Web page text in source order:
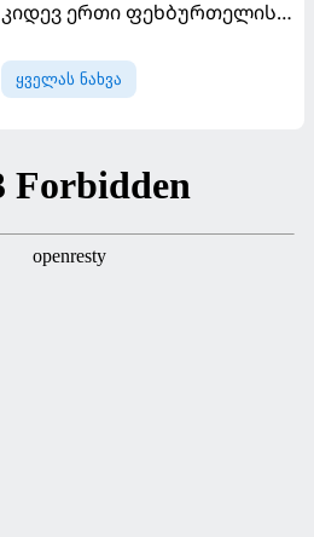
კიდევ ერთი ფეხბურთელის
ყველას ნახვა